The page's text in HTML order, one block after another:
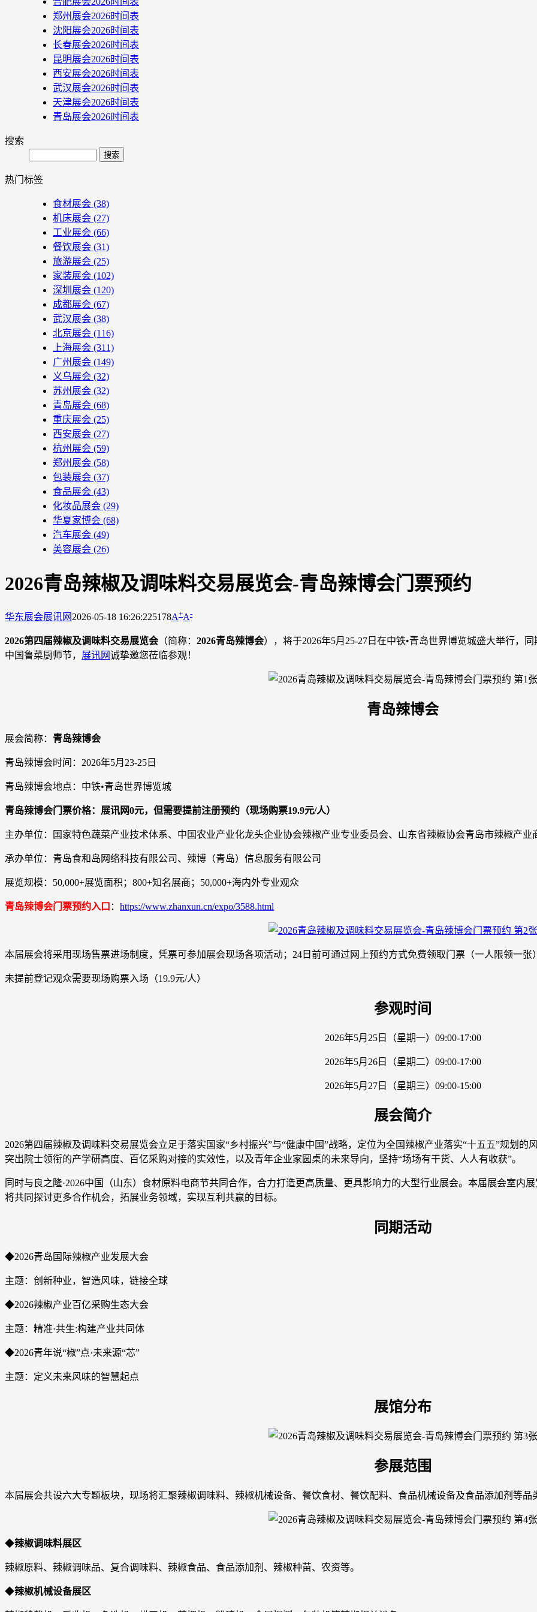
郑州展会2026时间表
沈阳展会2026时间表
长春展会2026时间表
昆明展会2026时间表
西安展会2026时间表
武汉展会2026时间表
天津展会2026时间表
青岛展会2026时间表
搜索
Search
热门标签
食材展会 (38)
机床展会 (27)
工业展会 (66)
餐饮展会 (31)
旅游展会 (25)
家装展会 (102)
深圳展会 (120)
成都展会 (67)
武汉展会 (38)
北京展会 (116)
上海展会 (311)
广州展会 (149)
义乌展会 (32)
苏州展会 (32)
青岛展会 (68)
重庆展会 (25)
西安展会 (27)
杭州展会 (59)
郑州展会 (58)
包装展会 (37)
食品展会 (43)
化妆品展会 (29)
华夏家博会 (68)
汽车展会 (49)
美容展会 (26)
2026青岛辣椒及调味料交易展览会-青岛辣博会门票预约
华东展会展讯网 2026-05-18 16:26:225178A+A-
2026第四届辣椒及调味料交易展览会 （简称： 2026青岛辣博会），将于2026年5月25-27日在中铁•青岛世界博览城盛大举行，
中国鲁菜厨师节， 展讯网诚挚邀您莅临参观！
青岛辣博会
展会简称： 青岛辣博会
青岛辣博会时间：2026年5月23-25日
青岛辣博会地点：中铁•青岛世界博览城
青岛辣博会门票价格：展讯网0元，但需要提前注册预约（现场购票19.9元/人）
主办单位：国家特色蔬菜产业技术体系、中国农业产业化龙头企业协会辣椒产业专业委员会、山东省辣椒协会青岛市辣椒产业
承办单位：青岛食和岛网络科技有限公司、辣博（青岛）信息服务有限公司
展览规模：50,000+展览面积；800+知名展商；50,000+海内外专业观众
青岛辣博会门票预约入口 ： https://www.zhanxun.cn/expo/3588.html
本届展会将采用现场售票进场制度，凭票可参加展会现场各项活动；24日前可通过网上预约方式免费领取门票（一人限领一张
未提前登记观众需要现场购票入场（19.9元/人）
参观时间
2026年5月25日（星期一）09:00-17:00
2026年5月26日（星期二）09:00-17:00
2026年5月27日（星期三）09:00-15:00
展会简介
2026第四届辣椒及调味料交易展览会立足于落实国家“乡村振兴”与“健康中国”战略，定位为全国辣椒产业落实“十五五”规划的
突出院士领衔的产学研高度、百亿采购对接的实效性，以及青年企业家圆桌的未来导向，坚持“场场有干货、人人有收获”。
同时与良之隆·2026中国（山东）食材原料电商节共同合作，合力打造更高质量、更具影响力的大型行业展会。本届展会室内
将共同探讨更多合作机会，拓展业务领域，实现互利共赢的目标。
同期活动
◆2026青岛国际辣椒产业发展大会
主题：创新种业，智造风味，链接全球
◆2026辣椒产业百亿采购生态大会
主题：精准·共生:构建产业共同体
◆2026青年说“椒”点·未来源“芯”
主题：定义未来风味的智慧起点
展馆分布
参展范围
本届展会共设六大专题板块，现场将汇聚辣椒调味料、辣椒机械设备、餐饮食材、餐饮配料、食品机械设备及食品添加剂等品
◆辣椒调味料展区
辣椒原料、辣椒调味品、复合调味料、辣椒食品、食品添加剂、辣椒种苗、农资等。
◆辣椒机械设备展区